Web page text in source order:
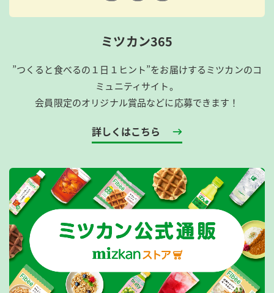
ミツカン365
”つくると食べるの１日１ヒント”をお届けするミツカンのコ
ミュニティサイト。
会員限定のオリジナル賞品などに応募できます！
詳しくはこちら